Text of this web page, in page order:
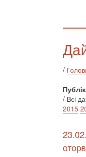
/
/ Всі
2015